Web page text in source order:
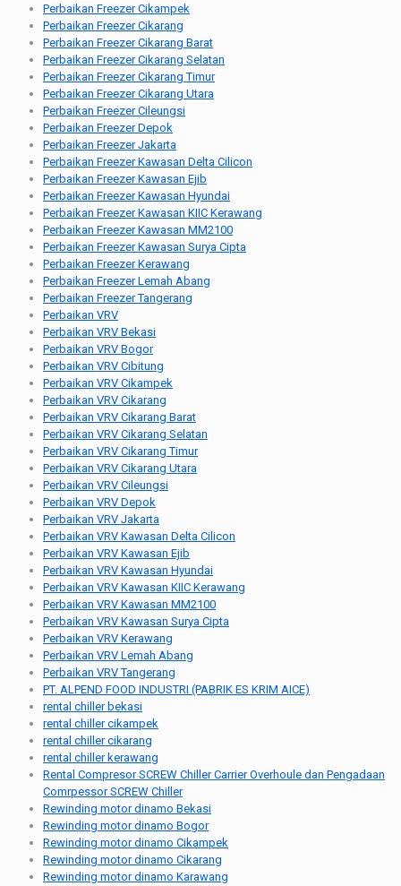
Perbaikan Freezer Cikampek
Perbaikan Freezer Cikarang
Perbaikan Freezer Cikarang Barat
Perbaikan Freezer Cikarang Selatan
Perbaikan Freezer Cikarang Timur
Perbaikan Freezer Cikarang Utara
Perbaikan Freezer Cileungsi
Perbaikan Freezer Depok
Perbaikan Freezer Jakarta
Perbaikan Freezer Kawasan Delta Cilicon
Perbaikan Freezer Kawasan Ejib
Perbaikan Freezer Kawasan Hyundai
Perbaikan Freezer Kawasan KIIC Kerawang
Perbaikan Freezer Kawasan MM2100
Perbaikan Freezer Kawasan Surya Cipta
Perbaikan Freezer Kerawang
Perbaikan Freezer Lemah Abang
Perbaikan Freezer Tangerang
Perbaikan VRV
Perbaikan VRV Bekasi
Perbaikan VRV Bogor
Perbaikan VRV Cibitung
Perbaikan VRV Cikampek
Perbaikan VRV Cikarang
Perbaikan VRV Cikarang Barat
Perbaikan VRV Cikarang Selatan
Perbaikan VRV Cikarang Timur
Perbaikan VRV Cikarang Utara
Perbaikan VRV Cileungsi
Perbaikan VRV Depok
Perbaikan VRV Jakarta
Perbaikan VRV Kawasan Delta Cilicon
Perbaikan VRV Kawasan Ejib
Perbaikan VRV Kawasan Hyundai
Perbaikan VRV Kawasan KIIC Kerawang
Perbaikan VRV Kawasan MM2100
Perbaikan VRV Kawasan Surya Cipta
Perbaikan VRV Kerawang
Perbaikan VRV Lemah Abang
Perbaikan VRV Tangerang
PT. ALPEND FOOD INDUSTRI (PABRIK ES KRIM AICE)
rental chiller bekasi
rental chiller cikampek
rental chiller cikarang
rental chiller kerawang
Rental Compresor SCREW Chiller Carrier Overhoule dan Pengadaan
Comrpessor SCREW Chiller
Rewinding motor dinamo Bekasi
Rewinding motor dinamo Bogor
Rewinding motor dinamo Cikampek
Rewinding motor dinamo Cikarang
Rewinding motor dinamo Karawang